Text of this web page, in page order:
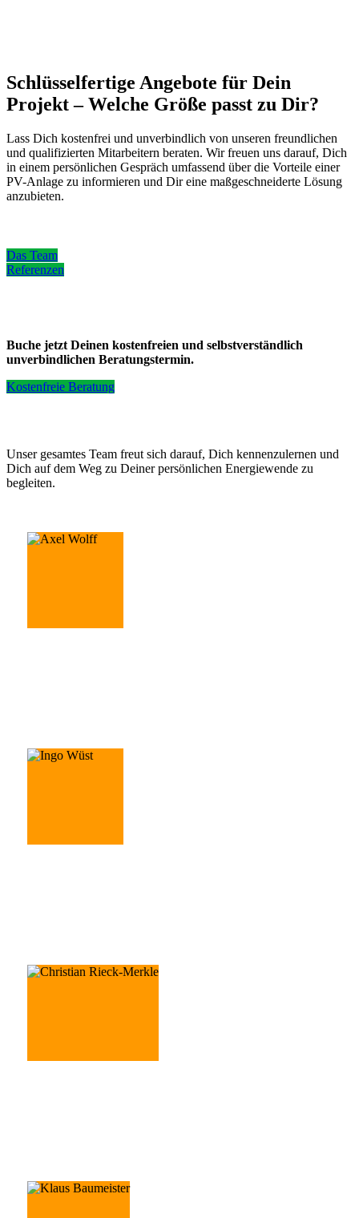
Schlüsselfertige Angebote für Dein
Projekt – Welche Größe passt zu Dir?
Lass Dich kostenfrei und unverbindlich von unseren freundlichen
und qualifizierten Mitarbeitern beraten. Wir freuen uns darauf, Dich
in einem persönlichen Gespräch umfassend über die Vorteile einer
PV-Anlage zu informieren und Dir eine maßgeschneiderte Lösung
anzubieten.
Das Team
Referenzen
Buche jetzt Deinen kostenfreien und selbstverständlich
unverbindlichen Beratungstermin.
Kostenfreie Beratung
Unser gesamtes Team freut sich darauf, Dich kennenzulernen und
Dich auf dem Weg zu Deiner persönlichen Energiewende zu
begleiten.
Geschäftsführer
Prokurist
Leitung Vertrieb / B.A